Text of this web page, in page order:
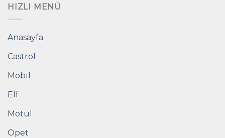
HIZLI MENÜ
Anasayfa
Castrol
Mobil
Elf
Motul
Opet